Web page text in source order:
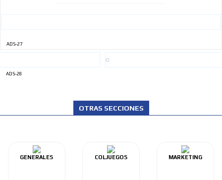
ADS-27
ADS-28
OTRAS SECCIONES
GENERALES COLJUEGOS MARKETING